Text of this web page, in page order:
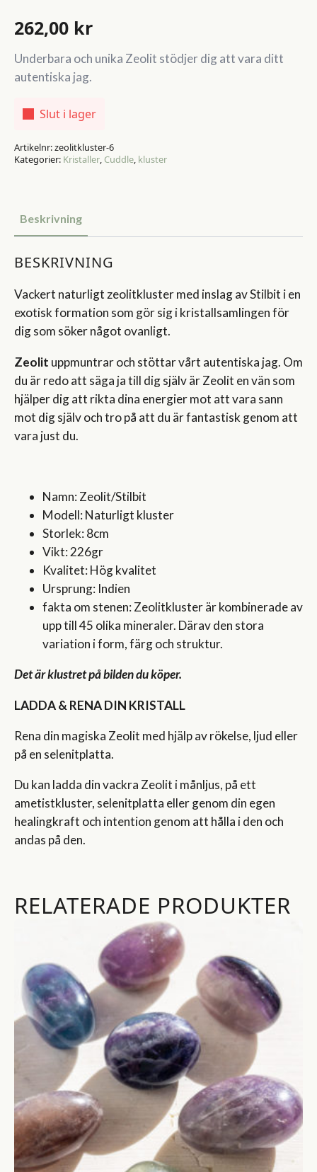
262,00 kr
Underbara och unika Zeolit stödjer dig att vara ditt
autentiska jag.
Slut i lager
Artikelnr:zeolitkluster-6
Kategorier: Kristaller, Cuddle, kluster
Beskrivning
BESKRIVNING
Vackert naturligt zeolitkluster med inslag av Stilbit i en
exotisk formation som gör sig i kristallsamlingen för
dig som söker något ovanligt.
Zeolit uppmuntrar och stöttar vårt autentiska jag. Om
du är redo att säga ja till dig själv är Zeolit en vän som
hjälper dig att rikta dina energier mot att vara sann
mot dig själv och tro på att du är fantastisk genom att
vara just du.
Namn: Zeolit/Stilbit
Modell: Naturligt kluster
Storlek: 8cm
Vikt: 226gr
Kvalitet: Hög kvalitet
Ursprung: Indien
fakta om stenen: Zeolitkluster är kombinerade av
upp till 45 olika mineraler. Därav den stora
variation i form, färg och struktur.
Det är klustret på bilden du köper.
LADDA & RENA DIN KRISTALL
Rena din magiska Zeolit med hjälp av rökelse, ljud eller
på en selenitplatta.
Du kan ladda din vackra Zeolit i månljus, på ett
ametistkluster, selenitplatta eller genom din egen
healingkraft och intention genom att hålla i den och
andas på den.
RELATERADE PRODUKTER